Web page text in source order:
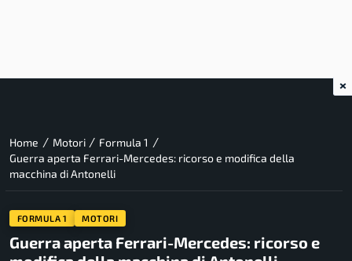
Home / Motori / Formula 1 /
Guerra aperta Ferrari-Mercedes: ricorso e modifica della
macchina di Antonelli
FORMULA 1 MOTORI
Guerra aperta Ferrari-Mercedes: ricorso e
×